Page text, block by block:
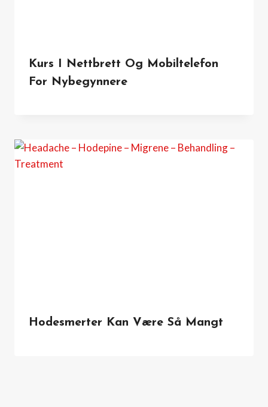
Kurs I Nettbrett Og Mobiltelefon
For Nybegynnere
Hodesmerter Kan Være Så Mangt